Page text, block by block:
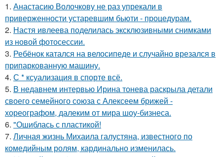
1. Анастасию Волочкову не раз упрекали в
приверженности устаревшим бьюти - процедурам.
2. Настя ивлеева поделилась эксклюзивными снимками
из новой фотосессии.
3. Ребёнок катался на велосипеде и случайно врезался в
припаркованную машину.
4. С * ксуализация в спорте всё.
5. В недавнем интервью Ирина тонева раскрыла детали
своего семейного союза с Алексеем брижей -
хореографом, далеким от мира шоу-бизнеса.
6. "Ошиблась с пластикой!
7. Личная жизнь Михаила галустяна, известного по
комедийным ролям, кардинально изменилась.